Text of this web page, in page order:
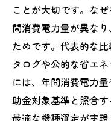
ことが大切です。な
間消費電力量が異な
ためです。代表的な
タログや公的な省エ
には、年間消費電力
助金対象基準と照合す
最適な機種選定が実現